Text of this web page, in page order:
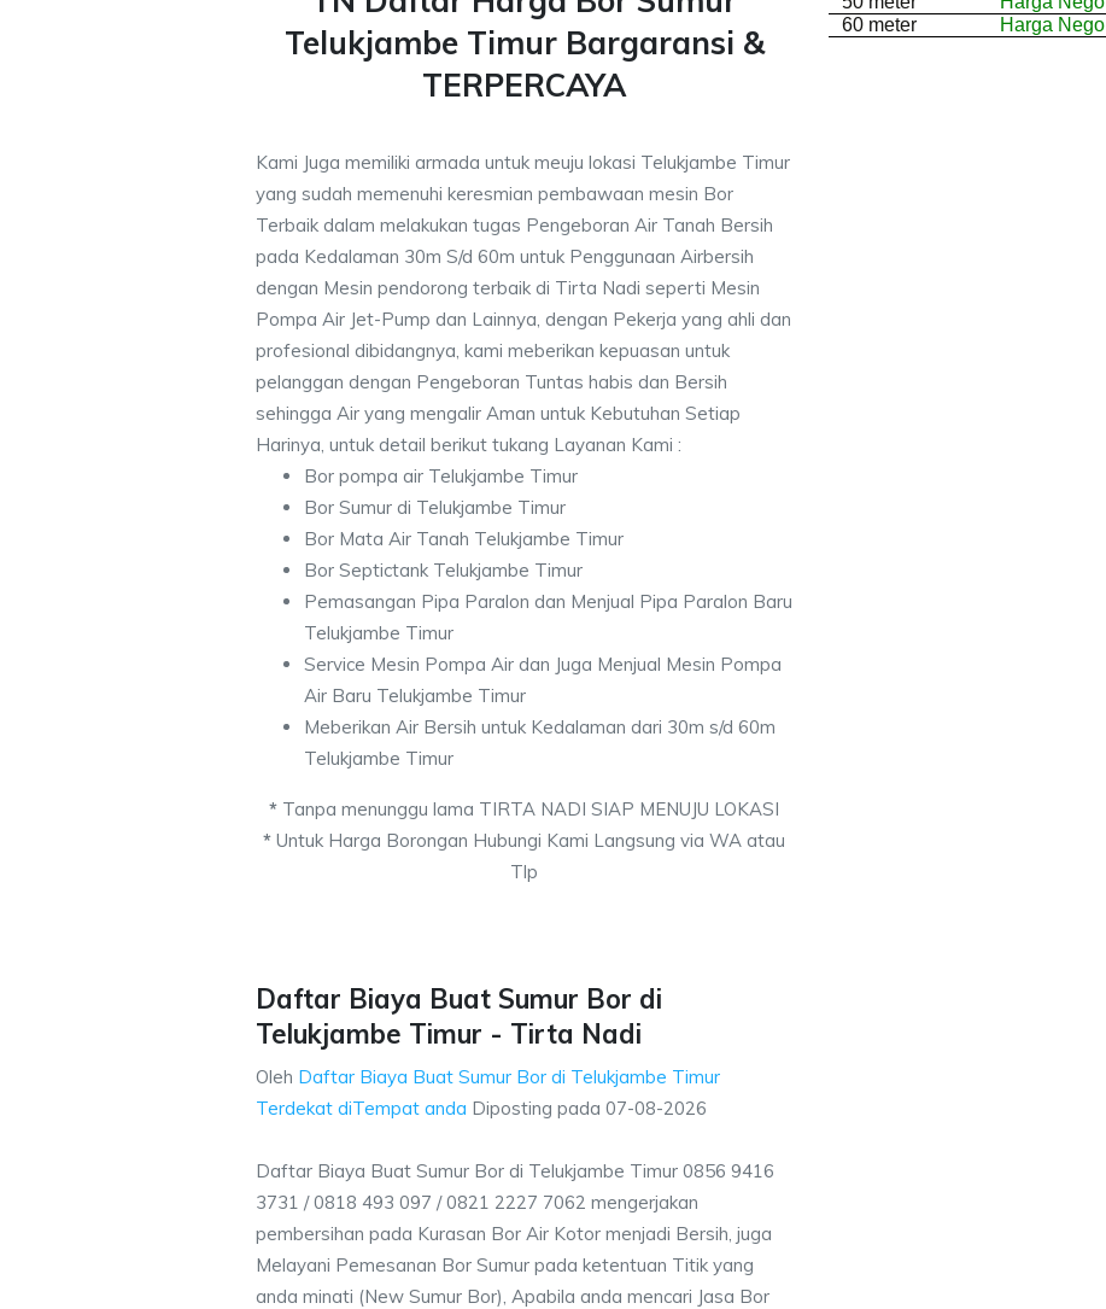
Telukjambe Timur Bargaransi &
TERPERCAYA
Kami Juga memiliki armada untuk meuju lokasi Telukjambe Timur
yang sudah memenuhi keresmian pembawaan mesin Bor
Terbaik dalam melakukan tugas Pengeboran Air Tanah Bersih
pada Kedalaman 30m S/d 60m untuk Penggunaan Airbersih
dengan Mesin pendorong terbaik di Tirta Nadi seperti Mesin
Pompa Air Jet-Pump dan Lainnya, dengan Pekerja yang ahli dan
profesional dibidangnya, kami meberikan kepuasan untuk
pelanggan dengan Pengeboran Tuntas habis dan Bersih
sehingga Air yang mengalir Aman untuk Kebutuhan Setiap
Harinya, untuk detail berikut tukang Layanan Kami :
Bor pompa air Telukjambe Timur
Bor Sumur di Telukjambe Timur
Bor Mata Air Tanah Telukjambe Timur
Bor Septictank Telukjambe Timur
Pemasangan Pipa Paralon dan Menjual Pipa Paralon Baru
Telukjambe Timur
Service Mesin Pompa Air dan Juga Menjual Mesin Pompa
Air Baru Telukjambe Timur
Meberikan Air Bersih untuk Kedalaman dari 30m s/d 60m
Telukjambe Timur
* Tanpa menunggu lama TIRTA NADI SIAP MENUJU LOKASI
* Untuk Harga Borongan Hubungi Kami Langsung via WA atau
Tlp
60 meter
Harga Nego
Daftar Biaya Buat Sumur Bor di
Telukjambe Timur - Tirta Nadi
Oleh Daftar Biaya Buat Sumur Bor di Telukjambe Timur
Terdekat diTempat anda Diposting pada 07-08-2026
Daftar Biaya Buat Sumur Bor di Telukjambe Timur 0856 9416
3731 / 0818 493 097 / 0821 2227 7062 mengerjakan
pembersihan pada Kurasan Bor Air Kotor menjadi Bersih, juga
Melayani Pemesanan Bor Sumur pada ketentuan Titik yang
anda minati (New Sumur Bor), Apabila anda mencari Jasa Bor